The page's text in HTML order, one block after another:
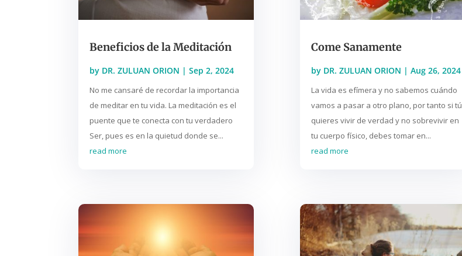
Beneficios de la Meditación
by DR. ZULUAN ORION |Sep 2, 2024
No me cansaré de recordar la importancia
de meditar en tu vida. La meditación es el
puente que te conecta con tu verdadero
Ser, pues es en la quietud donde se...
read more
Come Sanamente
by DR. ZULUAN ORION | Aug 26, 2024
La vida es efímera y no sabemos cuándo
vamos a pasar a otro plano, por tanto si tú
quieres vivir de verdad y no sobrevivir en
tu cuerpo físico, debes tomar en...
read more